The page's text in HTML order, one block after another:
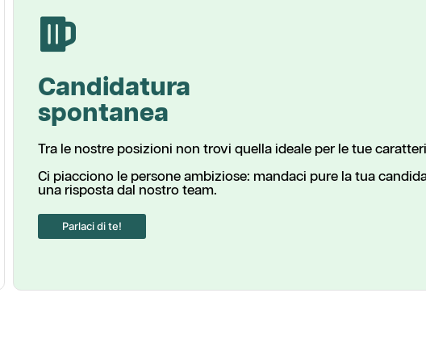
Candidatura
spontanea
Tra le nostre posizioni non trovi quella ideale per le tue
Ci piacciono le persone ambiziose: mandaci pure la tua
una risposta dal nostro team.
Parlaci di te!